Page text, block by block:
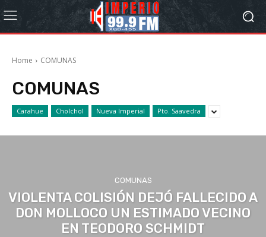
Home COMUNAS
COMUNAS
Carahue Cholchol Nueva Imperial Pto. Saavedra
COMUNAS
VIOLENTA COLISIÓN DEJÓ FALLECIDO A
DON MOLLOCO UN ESTIMADO VECINO
EN TEODORO SCHMIDT